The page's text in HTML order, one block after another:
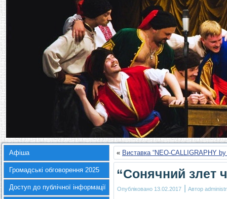
Афіша
Громадські обговорення 2025
Доступ до публічної інформації
« Виставка “NEO-CALLIGRAPHY
“Сонячний злет
Опубліковано 13.02.2017 | Автор